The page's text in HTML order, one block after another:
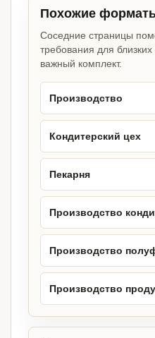
Похожие
Соседние страницы
требования для
важный комплект.
Производство
Кондитерский цех
Пекарня
Производство
Производство
Производство